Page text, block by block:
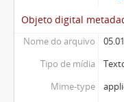
Objeto digital
Nome do arquivo
Tipo de mídia
Mime-type